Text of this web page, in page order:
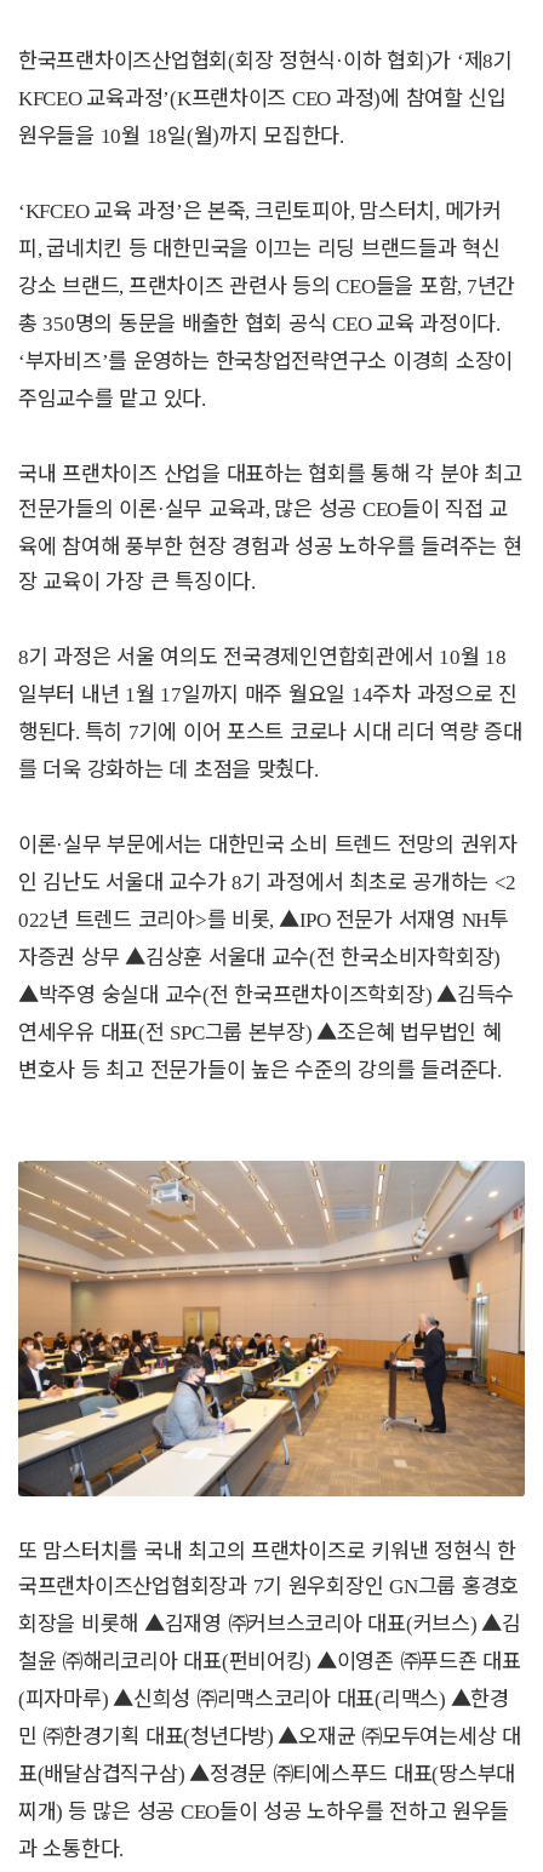
한국프랜차이즈산업협회(회장 정현식 ·이하 협회)가 ‘제8기
KFCEO 교육과정’(K프랜차이즈 CEO 과정)에 참여할 신입
원우들을 10월 18일(월)까지 모집한다.
‘KFCEO 교육 과정’은 본죽, 크린토피아, 맘스터치, 메가커
피,굽네치킨 등 대한민국을 이끄는 리딩 브랜드들과 혁신
강소 브랜드, 프랜차이즈 관련사 등의CEO들을 포함, 7년간
총350명의 동문을 배출한 협회 공식CEO 교육 과정이다.
‘부자비즈’를 운영하는 한국창업전략연구소 이경희 소장이
주임교수를 맡고 있다.
국내 프랜차이즈 산업을 대표하는 협회를 통해 각 분야 최고
전문가들의 이론·실무 교육과, 많은 성공 CEO들이 직접 교
육에 참여해 풍부한 현장 경험과 성공 노하우를 들려주는 현
장 교육이 가장 큰 특징이다.
8기 과정은 서울 여의도 전국경제인연합회관에서 10월 18
일부터 내년 1 월 17일까지 매주 월요일 14주차 과정으로 진
행된다. 특히 7기에 이어 포스트 코로나 시대 리더 역량 증대
를 더욱 강화하는 데 초점을 맞췄다.
이론·실무 부문에서는 대한민국 소비 트렌드 전망의 권위자
인 김난도 서울대 교수가8기 과정에서 최초로 공개하는 <2
022년 트렌드 코리아>를 비롯, ▲IPO 전문가 서재영 NH투
자증권 상무 ▲김상훈 서울대 교수(전 한국소비자학회장)
▲박주영 숭실대 교수(전 한국프랜차이즈학회장) ▲김득수
연세우유 대표(전 SPC그룹 본부장) ▲조은혜 법무법인 혜
변호사 등 최고 전문가들이 높은 수준의 강의를 들려준다.
또 맘스터치를 국내 최고의 프랜차이즈로 키워낸 정현식 한
국프랜차이즈산업협회장과 7기 원우회장인GN그룹 홍경호
회장을 비롯해 ▲김재영 ㈜커브스코리아 대표(커브스) ▲김
철윤 ㈜해리코리아 대표(펀비어킹) ▲이영존 ㈜푸드죤 대표
(피자마루) ▲신희성 ㈜리맥스코리아 대표(리맥스) ▲한경
민 ㈜한경기획 대표(청년다방) ▲오재균 ㈜모두여는세상 대
표(배달삼겹직구삼) ▲정경문 ㈜티에스푸드 대표(땅스부대
찌개) 등 많은 성공 CEO들이 성공 노하우를 전하고 원우들
과 소통한다.